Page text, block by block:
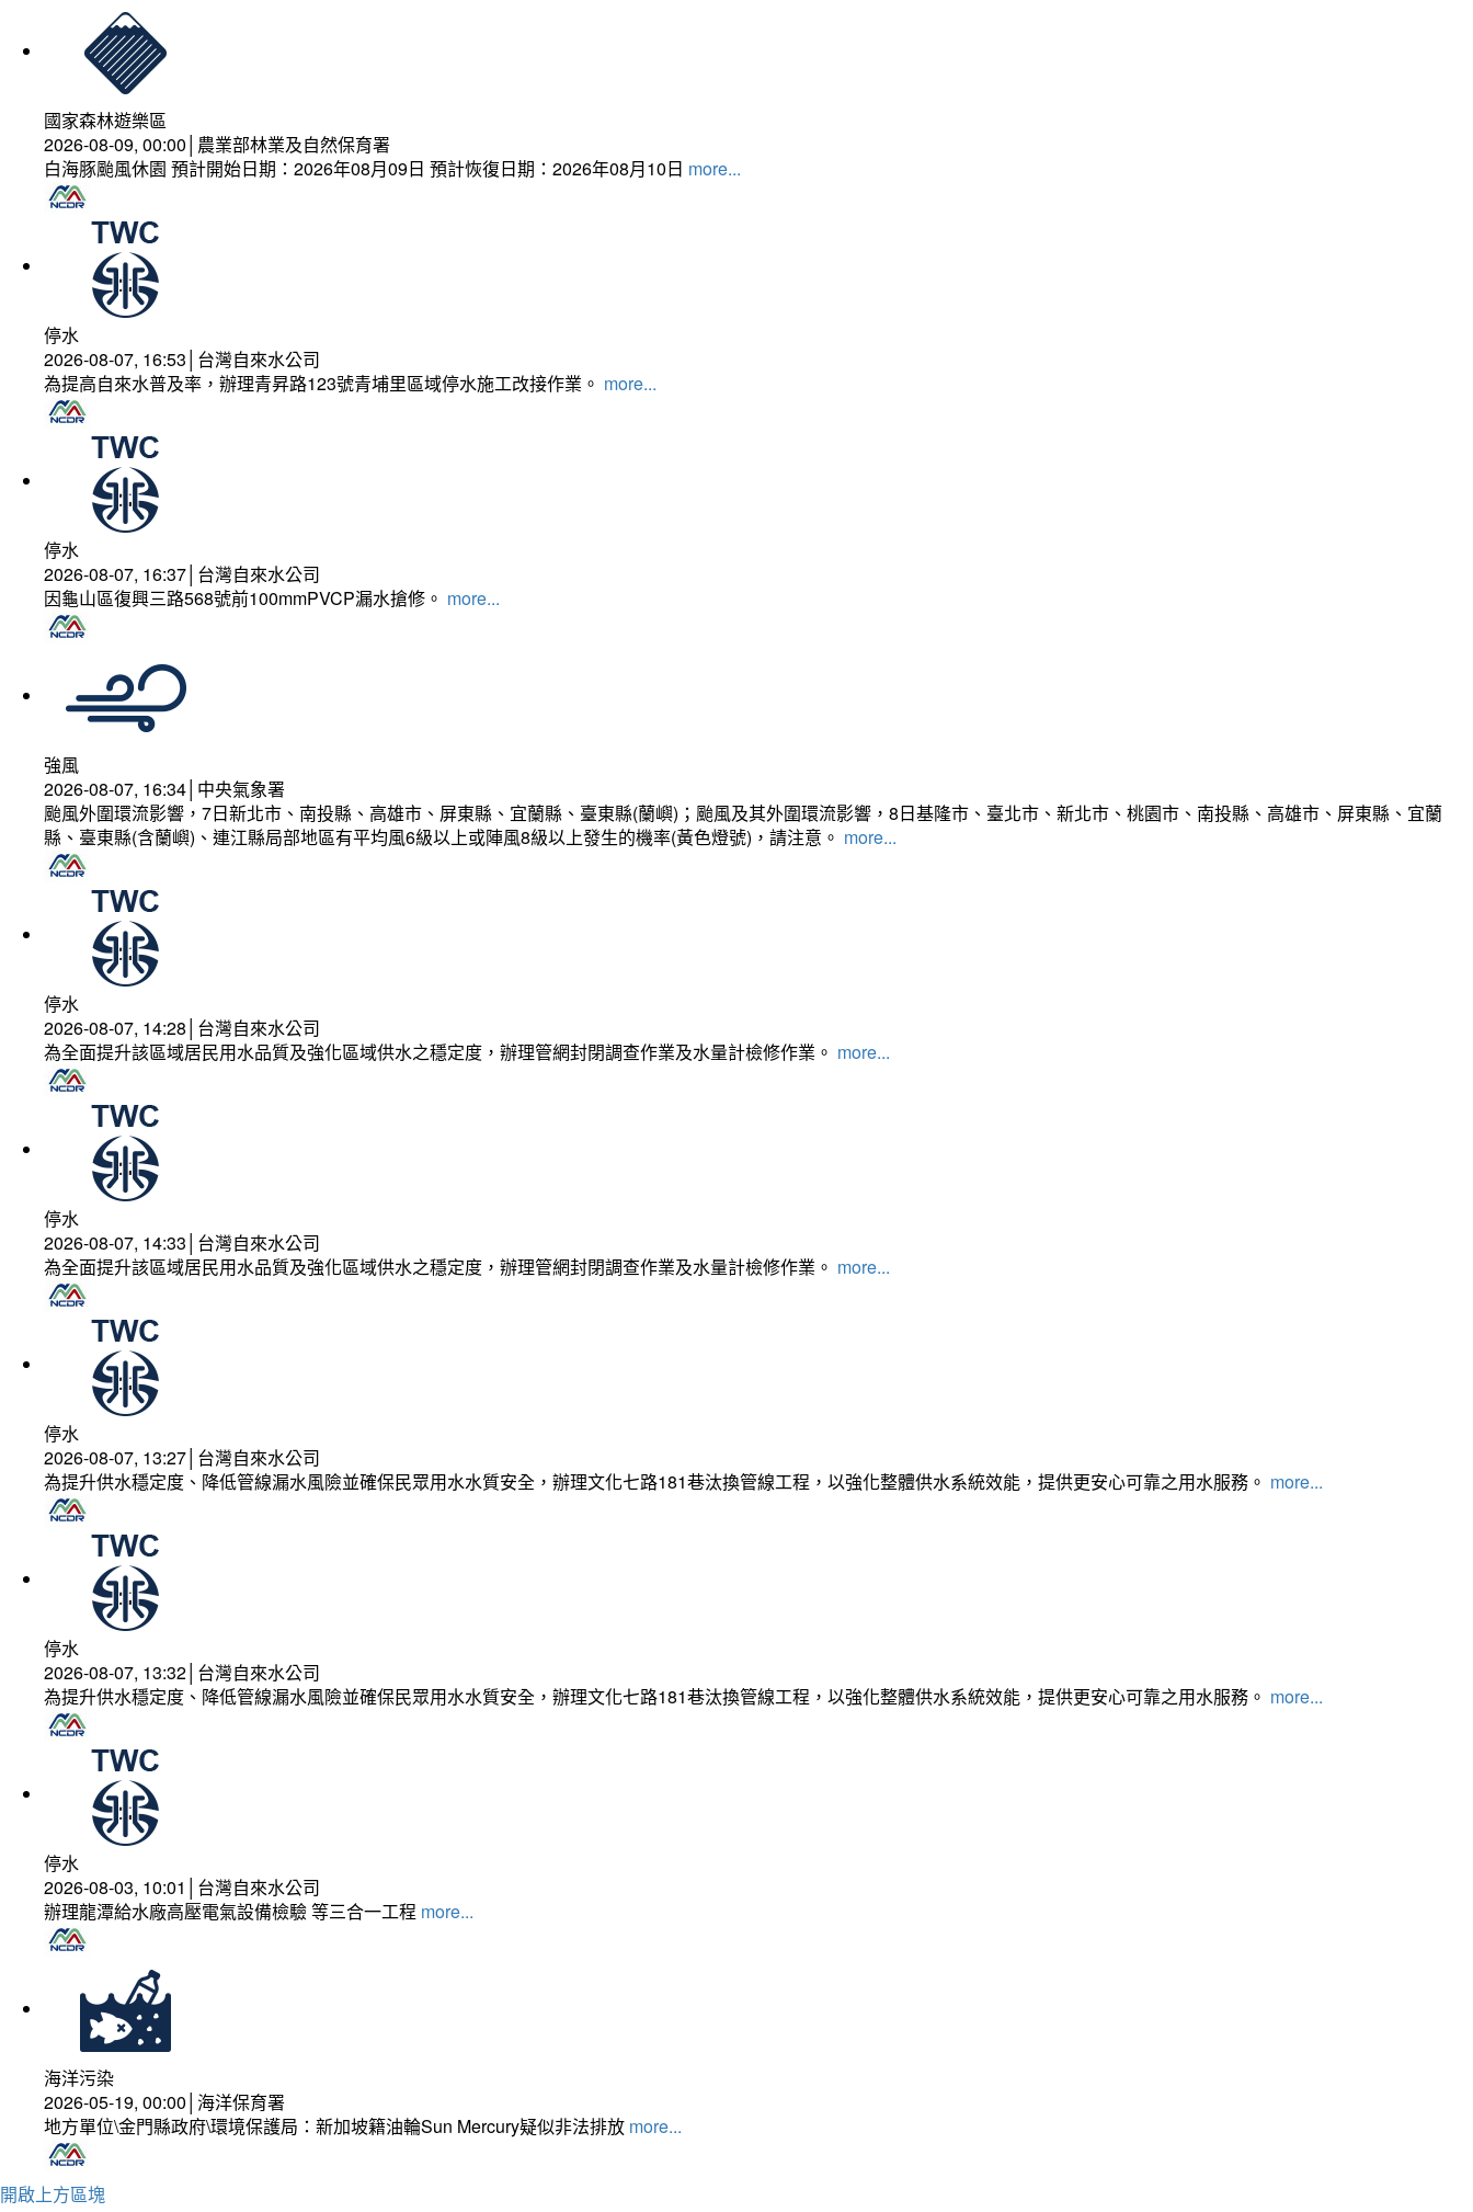
國家森林遊樂區
2026-08-09, 00:00│農業部林業及自然保育署
白海豚颱風休園 預計開始日期：2026年08月09日 預計恢復日期：2026年08月10日 more...
停水
2026-08-07, 16:53│台灣自來水公司
為提高自來水普及率，辦理青昇路123號青埔里區域停水施工改接作業。 more...
停水
2026-08-07, 16:37│台灣自來水公司
因龜山區復興三路568號前100mmPVCP漏水搶修。 more...
強風
2026-08-07, 16:34│中央氣象署
颱風外圍環流影響，7日新北市、南投縣、高雄市、屏東縣、宜蘭縣、臺東縣(蘭嶼)；颱風及其外圍環流影響，8日基隆市、臺北市、新北市、桃園市、南投縣、高雄市、屏東縣、宜蘭
縣、臺東縣(含蘭嶼)、連江縣局部地區有平均風6級以上或陣風8級以上發生的機率(黃色燈號)，請注意。 more...
停水
2026-08-07, 14:28│台灣自來水公司
為全面提升該區域居民用水品質及強化區域供水之穩定度，辦理管網封閉調查作業及水量計檢修作業。 more...
停水
2026-08-07, 14:33│台灣自來水公司
為全面提升該區域居民用水品質及強化區域供水之穩定度，辦理管網封閉調查作業及水量計檢修作業。 more...
停水
2026-08-07, 13:27│台灣自來水公司
為提升供水穩定度、降低管線漏水風險並確保民眾用水水質安全，辦理文化七路181巷汰換管線工程，以強化整體供水系統效能，提供更安心可靠之用水服務。 more...
停水
2026-08-07, 13:32│台灣自來水公司
為提升供水穩定度、降低管線漏水風險並確保民眾用水水質安全，辦理文化七路181巷汰換管線工程，以強化整體供水系統效能，提供更安心可靠之用水服務。 more...
停水
2026-08-03, 10:01│台灣自來水公司
辦理龍潭給水廠高壓電氣設備檢驗 等三合一工程 more...
海洋污染
2026-05-19, 00:00│海洋保育署
地方單位\金門縣政府\環境保護局：新加坡籍油輪Sun Mercury疑似非法排放 more...
開啟上方區塊